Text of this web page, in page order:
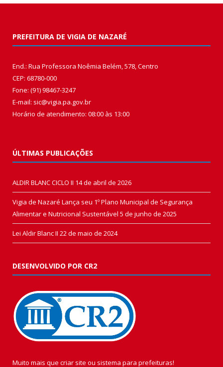
PREFEITURA DE VIGIA DE NAZARÉ
End.: Rua Professora Noêmia Belém, 578, Centro
CEP: 68780-000
Fone: (91) 98467-3247
E-mail: sic@vigia.pa.gov.br
Horário de atendimento: 08:00 às 13:00
ÚLTIMAS PUBLICAÇÕES
ALDIR BLANC CICLO II 14 de abril de 2026
Vigia de Nazaré Lança seu 1º Plano Municipal de Segurança
Alimentar e Nutricional Sustentável 5 de junho de 2025
Lei Aldir Blanc II 22 de maio de 2024
DESENVOLVIDO POR CR2
Muito mais que criar site ou sistema para prefeituras!